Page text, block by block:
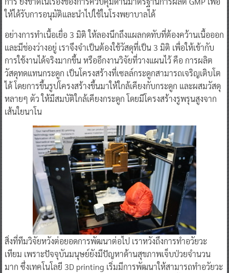
ให้ได้รับการอนุมัติและนำไปใช้ในโรงพยาบาลได้
อย่างการทำเนื้อเยื่อ 3 มิติ ให้ลองนึกถึงแผลกดทับที่ต้องคว้านเนื้อออก
และมีช่องว่างอยู่ เราจึงจำเป็นต้องใช้วัสดุที่เป็น 3 มิติ เพื่อให้เข้ากับ
การใช้งานได้จริงมากขึ้น หรืออีกงานวิจัยที่วางแผนไว้ คือ การผลิต
วัสดุทดแทนกระดูก เป็นโครงสร้างที่เซลล์กระดูกสามารถเจริญเติบโต
ได้ โดยการขึ้นรูปโครงสร้างขึ้นมาให้ใกล้เคียงกับกระดูก และผสมวัสดุ
หลายๆ ตัว ให้มีสมบัติใกล้เคียงกระดูก โดยมีโครงสร้างรูพรุนสูงจาก
เส้นใยนาโน
สิ่งที่ทีมวิจัยหวังต่อยอดการพัฒนาต่อไป เราหวังถึงการทำอวัยวะ
เทียม เพราะปัจจุบันมนุษย์ยังมีปัญหาด้านสุขภาพเจ็บป่วยจำนวน
มาก ซึ่งเทคโนโลยี 3D printing เริ่มมีการพัฒนาให้สามารถทำอวัยวะ